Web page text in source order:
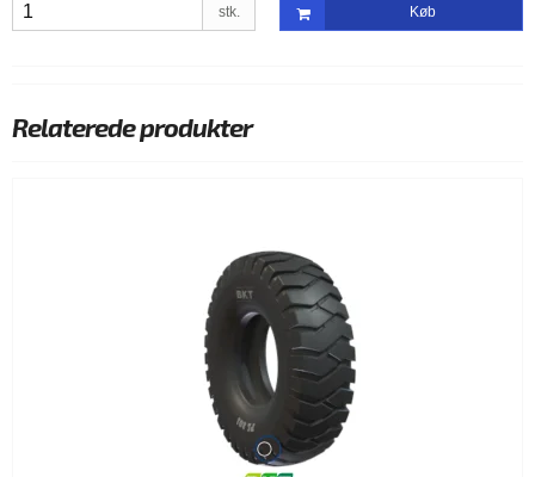
stk. Køb
Relaterede produkter